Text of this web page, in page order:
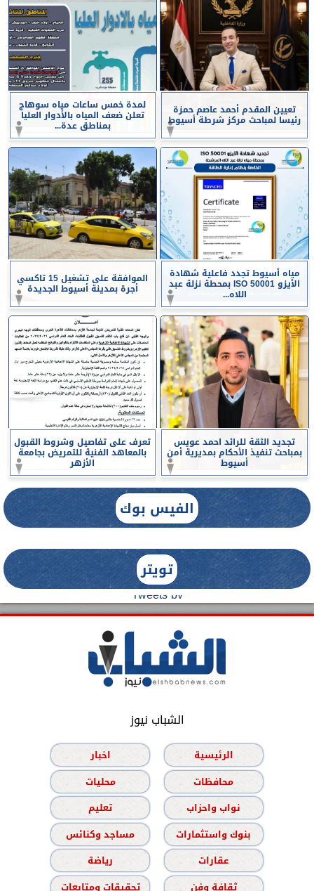
تعيين المقدم أحمد عاصم حمزة
رئيسا لمباحث مركز شرطة أسيوط
لمدة خمس ساعات مياه سوهاج
تعلن ضعف المياه بالأدوار العليا
بمناطق عدة...
مياه أسيوط تجدد فاعلية شهادة
الأيزو ISO 50001 بمحطة نزلة عبد
اللاه...
الموافقة على تشغيل 15 تاكسي
أجرة بمدينة أسيوط الجديدة
تجديد الثقة للرائد احمد عويس
بمباحث تنفيذ الأحكام بمديرية أمن
أسيوط
تعرف على تفاصيل وشروط القبول
بالمعاهد الفنية للتمريض بجامعة
الأزهر
الفيس بوك
تويتر
Tweets by
الشباب نيوز
الرئيسية
اخبار
محافظات
محليات
نواب واحزاب
تعليم
بنوك واستثمارات
مساجد وكنائس
عقارات
رياضة
ثقافة وفن
تحقيقات ومتابعات